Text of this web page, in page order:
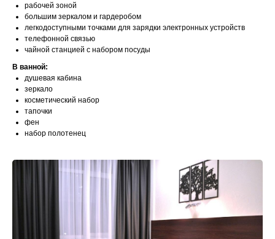
рабочей зоной
большим зеркалом и гардеробом
легкодоступными точками для зарядки электронных устройств
телефонной связью
чайной станцией с набором посуды
В ванной:
душевая кабина
зеркало
косметический набор
тапочки
фен
набор полотенец